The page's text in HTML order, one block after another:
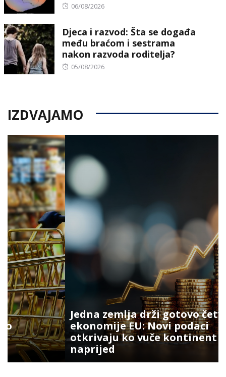
Posted
06/08/2026
Djeca i razvod: Šta se događa
među braćom i sestrama
nakon razvoda roditelja?
Posted
05/08/2026
IZDVAJAMO
Jedna zemlja drži gotovo četvrtinu
ekonomije EU: Novi podaci
otkrivaju ko vuče kontinent
naprijed